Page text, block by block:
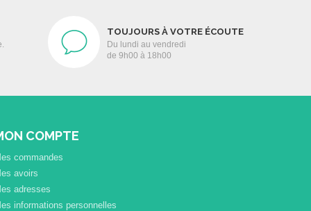
TOUJOURS À VOTRE ÉCOUTE
Du lundi au vendredi
de 9h00 à 18h00
COMPTE
commandes
avoirs
adresses
informations personnelles